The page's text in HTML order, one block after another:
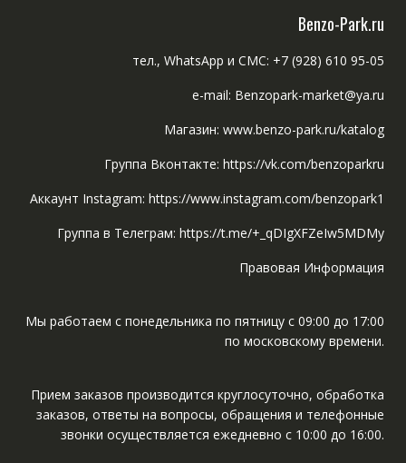
Benzo-Park.ru
тел., WhatsApp и СМС: +7 (928) 610 95-05
e-mail: Benzopark-market@ya.ru
Магазин: www.benzo-park.ru/katalog
Группа Вконтакте: https://vk.com/benzoparkru
Аккаунт Instagram: https://www.instagram.com/benzopark1
Группа в Телеграм: https://t.me/+_qDIgXFZeIw5MDMy
Правовая Информация
Мы работаем с понедельника по пятницу с 09:00 до 17:00
по московскому времени.
Прием заказов производится круглосуточно, обработка
заказов, ответы на вопросы, обращения и телефонные
звонки осуществляется ежедневно с 10:00 до 16:00.